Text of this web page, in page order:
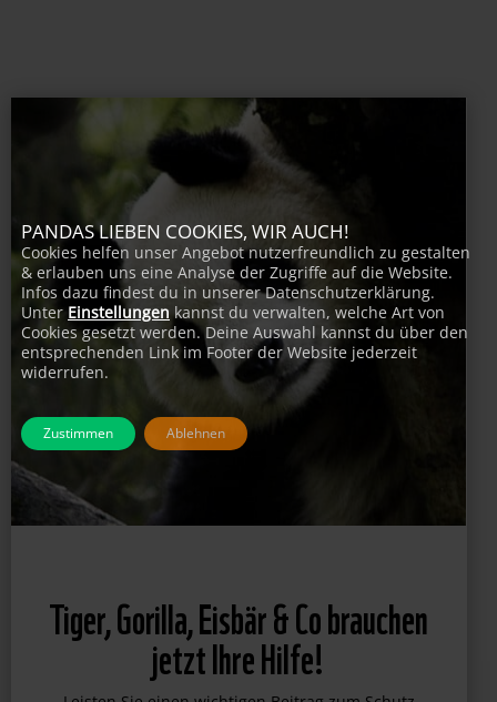
Tiger, Gorilla, Eisbär & Co brauchen
jetzt Ihre Hilfe!
PANDAS LIEBEN COOKIES, WIR AUCH!
Cookies helfen unser Angebot nutzerfreundlich zu gestalten
& erlauben uns eine Analyse der Zugriffe auf die Website.
Infos dazu findest du in unserer Datenschutzerklärung.
Unter Einstellungen kannst du verwalten, welche Art von
Cookies gesetzt werden. Deine Auswahl kannst du über den
entsprechenden Link im Footer der Website jederzeit
widerrufen.
Zustimmen Ablehnen